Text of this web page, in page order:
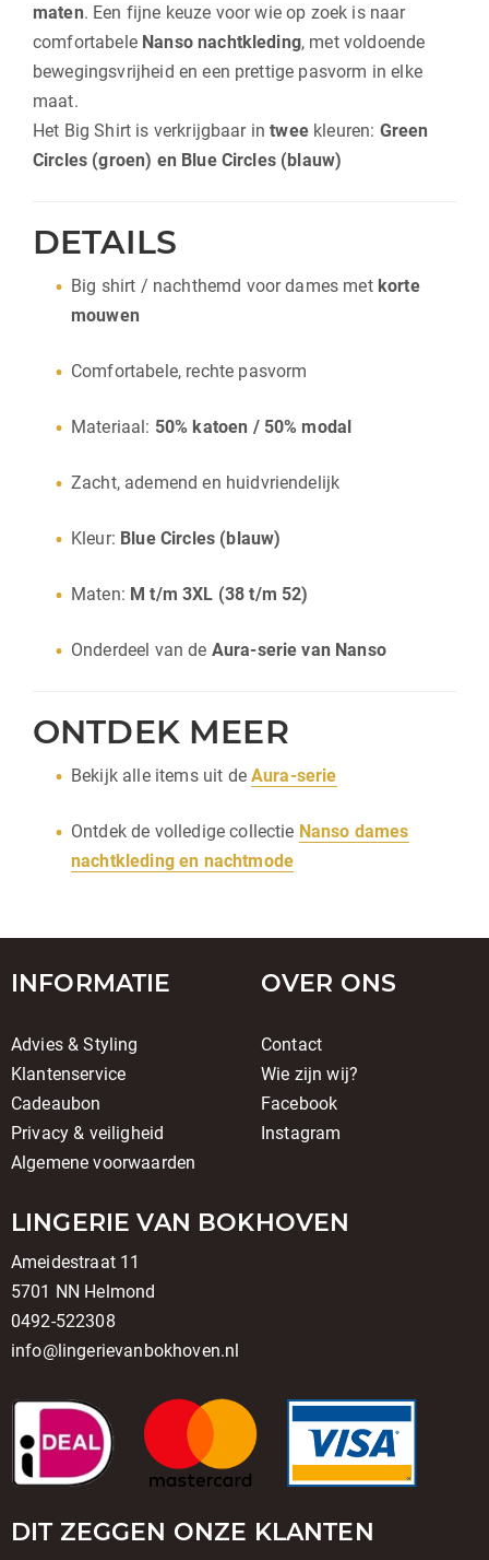
maten. Een fijne keuze voor wie op zoek is naar
comfortabele Nanso nachtkleding, met voldoende
bewegingsvrijheid en een prettige pasvorm in elke
maat.
Het Big Shirt is verkrijgbaar intwee kleuren: Green
Circles (groen) en Blue Circles (blauw)
DETAILS
Big shirt / nachthemd voor dames met korte
mouwen
Comfortabele, rechte pasvorm
Materiaal: 50% katoen / 50% modal
Zacht, ademend en huidvriendelijk
Kleur: Blue Circles (blauw)
Maten: M t/m 3XL (38 t/m 52)
Onderdeel van de Aura-serie van Nanso
ONTDEK MEER
Bekijk alle items uit de Aura-serie
Ontdek de volledige collectie Nanso dames
nachtkleding en nachtmode
INFORMATIE
Advies & Styling
Klantenservice
Cadeaubon
Privacy & veiligheid
Algemene voorwaarden
OVER ONS
Contact
Wie zijn wij?
Facebook
Instagram
LINGERIE VAN BOKHOVEN
Ameidestraat 11
5701 NN Helmond
0492-522308
info@lingerievanbokhoven.nl
DIT ZEGGEN ONZE KLANTEN